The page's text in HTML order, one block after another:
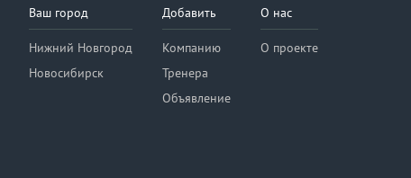
Ваш город
Нижний Новгород
Новосибирск
Добавить
Компанию
Тренера
Объявление
О нас
О проекте